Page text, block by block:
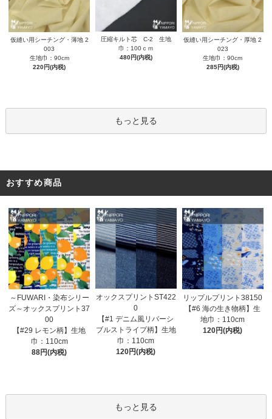
仮縫い用シーチング・薄地 2
003
生地巾：90cm
220円(内税)
圧縮キルト芯 C-2 生地
巾：100ｃｍ
480円(内税)
仮縫い用シーチング・厚地 2
023
生地巾：90cm
285円(内税)
もっと見る
おすすめ商品
～FUWARI・染布シリー
ズ～オックスプリント37
00
【#29 レモン柄】生地
巾：110cm
88円(内税)
オックスプリントST422
0
【#1 デニム風リバーシ
ブルストライプ柄】生地
巾：110cm
120円(内税)
リップルプリント38150
【#6 海の生き物柄】生
地巾：110cm
120円(内税)
もっと見る